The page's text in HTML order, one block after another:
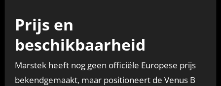
Prijs en
beschikbaarheid
Marstek heeft nog geen officiële Europese prijs
bekendgemaakt, maar positioneert de Venus B